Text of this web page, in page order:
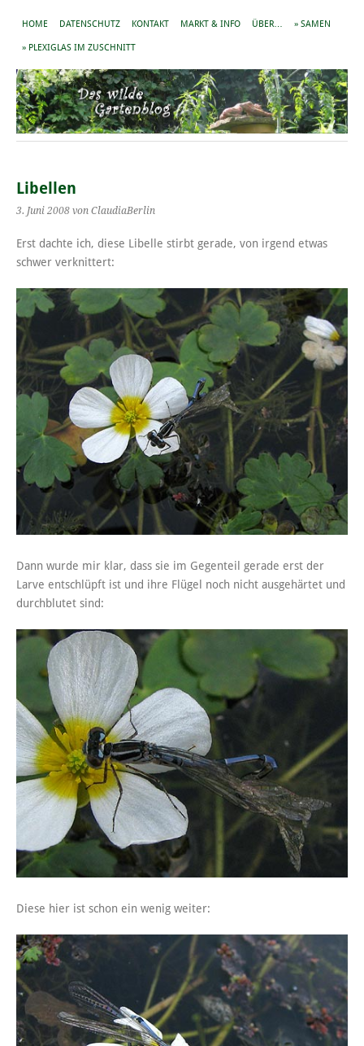
HOME DATENSCHUTZ KONTAKT MARKT & INFO ÜBER… » SAMEN
» PLEXIGLAS IM ZUSCHNITT
Libellen
3. Juni 2008 von ClaudiaBerlin
Erst dachte ich, diese Libelle stirbt gerade, von irgend etwas
schwer verknittert:
Dann wurde mir klar, dass sie im Gegenteil gerade erst der
Larve entschlüpft ist und ihre Flügel noch nicht ausgehärtet und
durchblutet sind:
Diese hier ist schon ein wenig weiter: